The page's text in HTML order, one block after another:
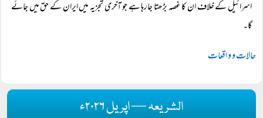
اسرائیل کے خلاف ان کا غصہ بڑھتا جارہا ہے جو آخری تجزیہ میں ایران کے حق میں جائے
گا۔
حالات و واقعات
الشریعہ — اپریل ۲۰۲۶ء